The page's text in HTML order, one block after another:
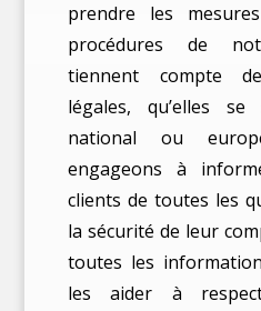
prendre les
procédures de
tiennent compte
légales, qu’elles
national ou
engageons à
clients de toutes les
la sécurité de leur
toutes les
les aider à